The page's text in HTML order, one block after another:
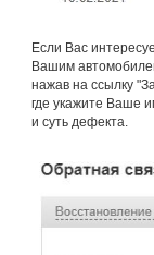
Если Вас
Вашим
нажав на ссылку
где укажите Ваше
и суть дефекта.